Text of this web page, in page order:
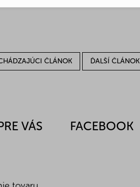
ČLÁNOK ĎALŠÍ ČLÁNOK
VÁS FACEBOOK